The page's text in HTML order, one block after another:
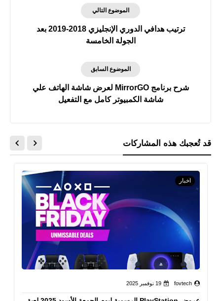
الموضوع التالي
ترتيب هدافي الدوري الإنجليزي 2018-2019 بعد
الجولة الخامسة
الموضوع السابق
شرح برنامج MirrorGO لعرض شاشة الهاتف علي
شاشة الكمبيوتر كامل مع التفعيل
قد تُعجبك هذه المشاركات
اخبار
fovtech 19 نوفمبر 2025